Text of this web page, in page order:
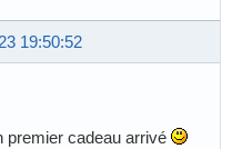
19:50:52
premier cadeau arrivé